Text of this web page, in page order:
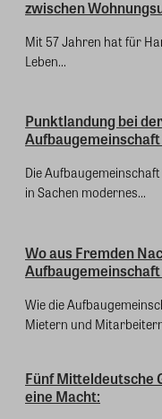
zwischen
Mit 57 Jahren hat für
Leben...
Punktlandung bei
Die
in Sachen modernes...
Wo aus Fremden
Wie die
Mietern und
Fünf Mitteldeutsche
eine Macht: